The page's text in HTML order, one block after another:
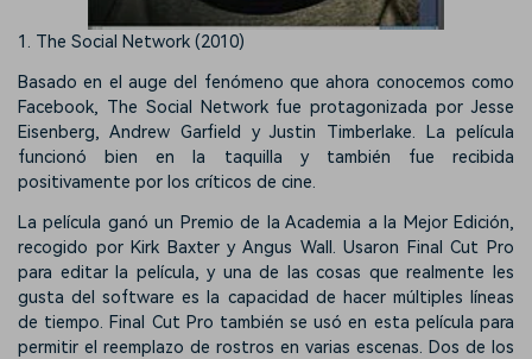
1. The Social Network (2010)
Basado en el auge del fenómeno que ahora conocemos como
Facebook, The Social Network fue protagonizada por Jesse
Eisenberg, Andrew Garfield y Justin Timberlake. La película
funcionó bien en la taquilla y también fue recibida
positivamente por los críticos de cine.
La película ganó un Premio de la Academia a la Mejor Edición,
recogido por Kirk Baxter y Angus Wall. Usaron Final Cut Pro
para editar la película, y una de las cosas que realmente les
gusta del software es la capacidad de hacer múltiples líneas
de tiempo. Final Cut Pro también se usó en esta película para
permitir el reemplazo de rostros en varias escenas. Dos de los